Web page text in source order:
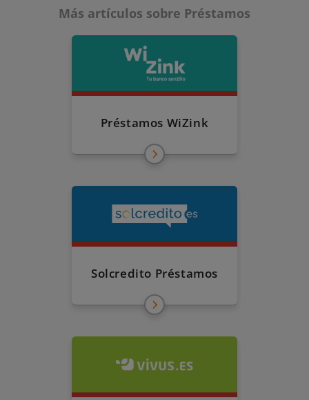
Más artículos sobre Préstamos
Préstamos WiZink
Solcredito Préstamos